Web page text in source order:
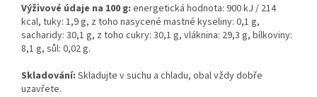
Výživové údaje na 100 g: energetická hodnota: 900 kJ / 214
kcal, tuky: 1,9 g, z toho nasycené mastné kyseliny: 0,1 g,
sacharidy: 30,1 g, z toho cukry: 30,1 g, vláknina: 29,3 g, bílkoviny:
8,1 g, sůl: 0,02 g.
Skladování: Skladujte v suchu a chladu, obal vždy dobře
uzavřete.